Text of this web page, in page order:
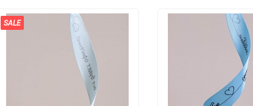
5
120
шт
SALE